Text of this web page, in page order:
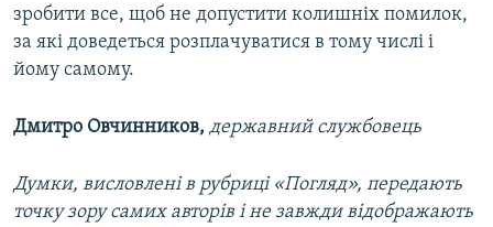
зробити все, щоб не допустити колишніх помилок,
за які доведеться розплачуватися в тому числі і
йому самому.
Дмитро Овчинников, державний службовець
Думки, висловлені в рубриці «Погляд», передають
точку зору самих авторів і не завжди відображають